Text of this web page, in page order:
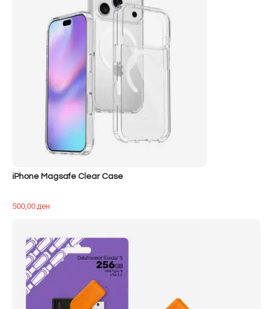
iPhone Magsafe Clear Case
500,00ден